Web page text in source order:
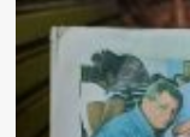
Galpão
Criativo
apresenta
sessões
de
cinema